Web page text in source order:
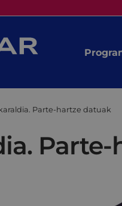
Parte-hartze datuak